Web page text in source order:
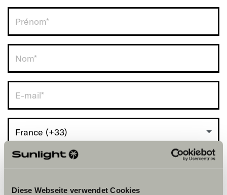
Diese Webseite verwendet Cookies
France (+33)